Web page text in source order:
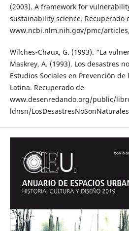
(2003). A framework for
sustainability science. Recuperado
www.ncbi.nlm.nih.gov/pmc/
Wilches-Chaux, G. (1993). “La
Maskrey, A. (1993). Los desastres
Estudios Sociales en Prevención de
Latina. Recuperado de
www.desenredando.org/public/
ldnsn/